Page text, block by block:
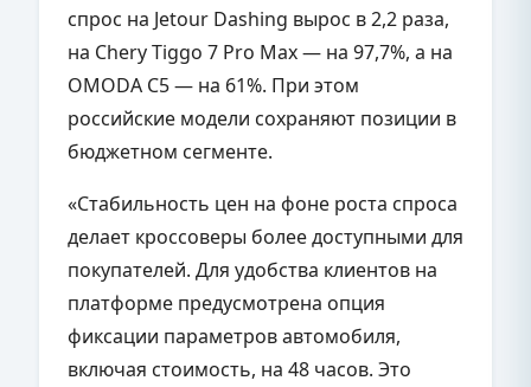
спрос на Jetour Dashing вырос в 2,2 раза,
на Chery Tiggo 7 Pro Max — на 97,7%, а на
OMODA C5 — на 61%. При этом
российские модели сохраняют позиции в
бюджетном сегменте.
«Стабильность цен на фоне роста спроса
делает кроссоверы более доступными для
покупателей. Для удобства клиентов на
платформе предусмотрена опция
фиксации параметров автомобиля,
включая стоимость, на 48 часов. Это